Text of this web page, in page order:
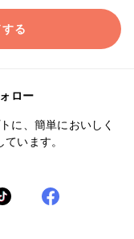
る
ロー
に、簡単においしく
います。